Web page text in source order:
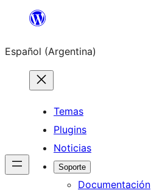
Saltar
contenido
Español (Argentina)
Temas
Plugins
Noticias
Soporte
Documentación